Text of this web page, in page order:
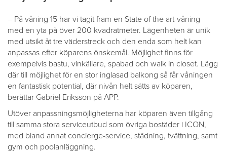
– På våning 15 har vi tagit fram en State of the art-våning
med en yta på över 200 kvadratmeter. Lägenheten är unik
med utsikt åt tre väderstreck och den enda som helt kan
anpassas efter köparens önskemål. Möjlighet finns för
exempelvis bastu, vinkällare, spabad och walk in closet. Lägg
där till möjlighet för en stor inglasad balkong så får våningen
en fantastisk potential, där nivån helt sätts av köparen,
berättar Gabriel Eriksson på APP.
Utöver anpassningsmöjligheterna har köparen även tillgång
till samma stora serviceutbud som övriga bostäder i ICON,
med bland annat concierge-service, städning, tvättning, samt
gym och poolanläggning.